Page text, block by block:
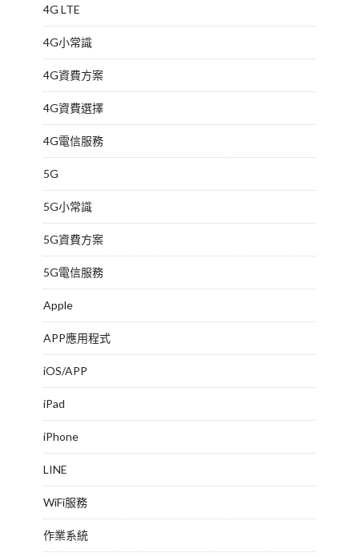
4G LTE
4G小常識
4G資費方案
4G資費選擇
4G電信服務
5G
5G小常識
5G資費方案
5G電信服務
Apple
APP應用程式
iOS/APP
iPad
iPhone
LINE
WiFi服務
作業系統